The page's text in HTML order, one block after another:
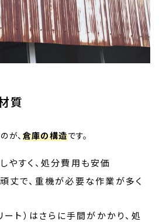
質
が、 倉庫の構造です。
やすく、処分費用も安価
丈で、重機が必要な作業が多く
ート）はさらに手間がかかり、処